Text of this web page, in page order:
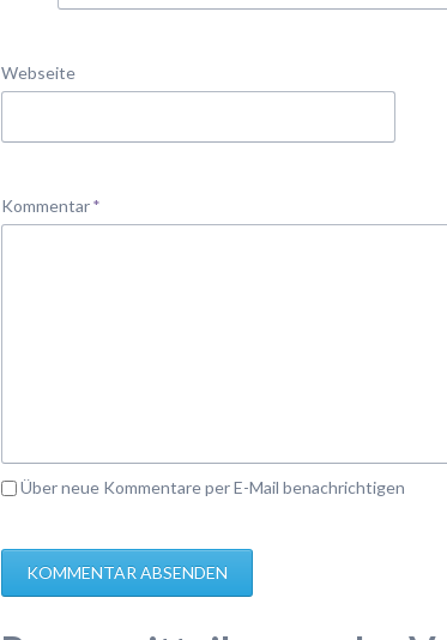
Webseite
Pflichtfeld
Kommentar*
Über neue Kommentare per E-Mail benachrichtigen
KOMMENTAR ABSENDEN